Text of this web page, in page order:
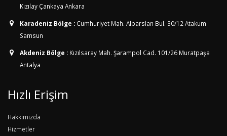
Kızılay Çankaya Ankara
Karadeniz Bölge : Cumhuriyet Mah. Alparslan Bul. 30/12 Atakum
Samsun
Akdeniz Bölge : Kızılsaray Mah. Şarampol Cad. 101/26 Muratpaşa
Antalya
Hızlı Erişim
Hakkımızda
Hizmetler